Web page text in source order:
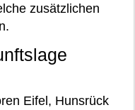
zusätzlichen
Eifel, Hunsrück